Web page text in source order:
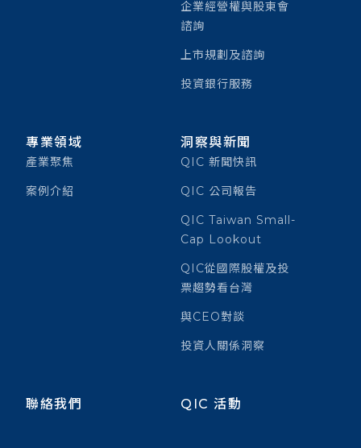
企業經營權與股東會
諮詢
上市規劃及諮詢
投資銀行服務
專業領域
產業聚焦
案例介紹
洞察與新聞
QIC 新聞快訊
QIC 公司報告
QIC Taiwan Small-
Cap Lookout
QIC從國際股權及投
票趨勢看台灣
與CEO對談
投資人關係洞察
聯絡我們 QIC 活動